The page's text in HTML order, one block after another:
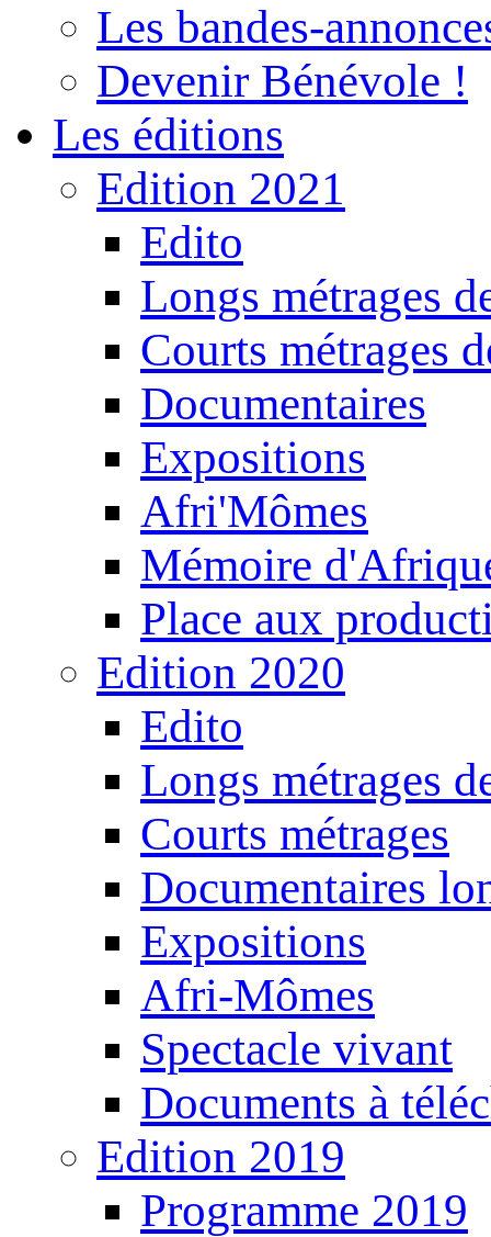
Les bandes-
Devenir Bénévole !
Les éditions
Edition 2021
Edito
Longs métrages
Courts métrages
Documentaires
Expositions
Afri'Mômes
Mémoire
Place aux
Edition 2020
Edito
Longs métrages
Courts métrages
Documentaires
Expositions
Afri-Mômes
Spectacle vivant
Documents à
Edition 2019
Programme 2019